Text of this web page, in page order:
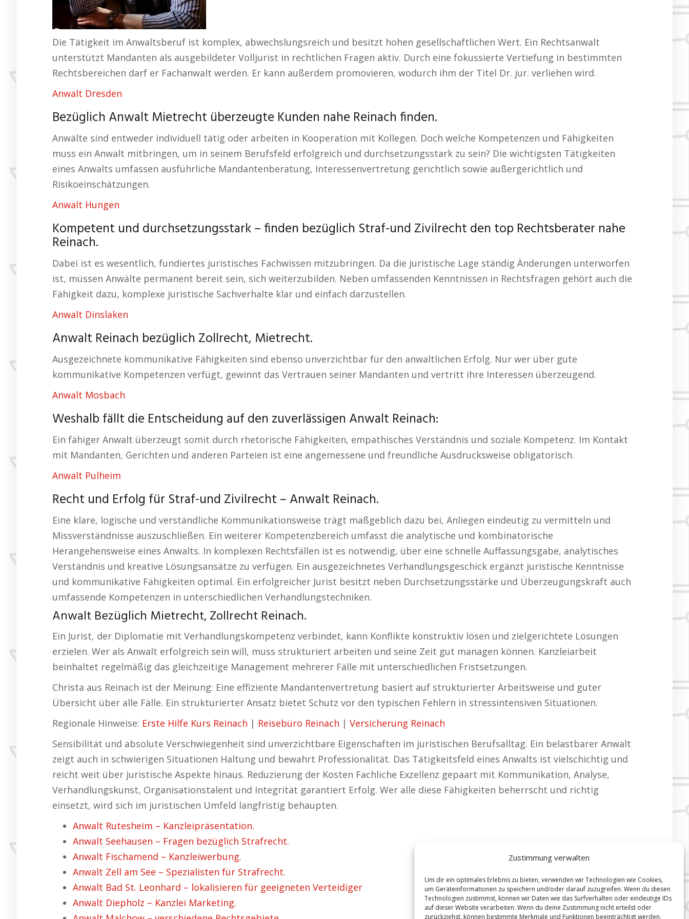
Zustimmung verwalten
Um dir ein optimales Erlebnis zu bieten, verwenden wir Technologien wie Cookies,
um Geräteinformationen zu speichern und/oder darauf zuzugreifen. Wenn du diesen
Technologien zustimmst, können wir Daten wie das Surfverhalten oder eindeutige IDs
auf dieser Website verarbeiten. Wenn du deine Zustimmung nicht erteilst oder
zurückziehst, können bestimmte Merkmale und Funktionen beeinträchtigt werden.
Die Tätigkeit im Anwaltsberuf ist komplex, abwechslungsreich und besitzt hohen gesellschaftlichen Wert. Ein Rechtsanwalt
unterstützt Mandanten als ausgebildeter Volljurist in rechtlichen Fragen aktiv. Durch eine fokussierte Vertiefung in bestimmten
Rechtsbereichen darf er Fachanwalt werden. Er kann außerdem promovieren, wodurch ihm der Titel Dr. jur. verliehen wird.
Anwalt Dresden
Bezüglich Anwalt Mietrecht überzeugte Kunden nahe Reinach finden.
Anwälte sind entweder individuell tätig oder arbeiten in Kooperation mit Kollegen. Doch welche Kompetenzen und Fähigkeiten
muss ein Anwalt mitbringen, um in seinem Berufsfeld erfolgreich und durchsetzungsstark zu sein? Die wichtigsten Tätigkeiten
eines Anwalts umfassen ausführliche Mandantenberatung, Interessenvertretung gerichtlich sowie außergerichtlich und
Risikoeinschätzungen.
Anwalt Hungen
Kompetent und durchsetzungsstark – finden bezüglich Straf-und Zivilrecht den top Rechtsberater nahe
Reinach.
Dabei ist es wesentlich, fundiertes juristisches Fachwissen mitzubringen. Da die juristische Lage ständig Änderungen unterworfen
ist, müssen Anwälte permanent bereit sein, sich weiterzubilden. Neben umfassenden Kenntnissen in Rechtsfragen gehört auch die
Fähigkeit dazu, komplexe juristische Sachverhalte klar und einfach darzustellen.
Anwalt Dinslaken
Anwalt Reinach bezüglich Zollrecht, Mietrecht.
Ausgezeichnete kommunikative Fähigkeiten sind ebenso unverzichtbar für den anwaltlichen Erfolg. Nur wer über gute
kommunikative Kompetenzen verfügt, gewinnt das Vertrauen seiner Mandanten und vertritt ihre Interessen überzeugend.
Anwalt Mosbach
Weshalb fällt die Entscheidung auf den zuverlässigen Anwalt Reinach:
Ein fähiger Anwalt überzeugt somit durch rhetorische Fähigkeiten, empathisches Verständnis und soziale Kompetenz. Im Kontakt
mit Mandanten, Gerichten und anderen Parteien ist eine angemessene und freundliche Ausdrucksweise obligatorisch.
Anwalt Pulheim
Recht und Erfolg für Straf-und Zivilrecht – Anwalt Reinach.
Eine klare, logische und verständliche Kommunikationsweise trägt maßgeblich dazu bei, Anliegen eindeutig zu vermitteln und
Missverständnisse auszuschließen. Ein weiterer Kompetenzbereich umfasst die analytische und kombinatorische
Herangehensweise eines Anwalts. In komplexen Rechtsfällen ist es notwendig, über eine schnelle Auffassungsgabe, analytisches
Verständnis und kreative Lösungsansätze zu verfügen. Ein ausgezeichnetes Verhandlungsgeschick ergänzt juristische Kenntnisse
und kommunikative Fähigkeiten optimal. Ein erfolgreicher Jurist besitzt neben Durchsetzungsstärke und Überzeugungskraft auch
umfassende Kompetenzen in unterschiedlichen Verhandlungstechniken.
Anwalt Bezüglich Mietrecht, Zollrecht Reinach.
Ein Jurist, der Diplomatie mit Verhandlungskompetenz verbindet, kann Konflikte konstruktiv lösen und zielgerichtete Lösungen
erzielen. Wer als Anwalt erfolgreich sein will, muss strukturiert arbeiten und seine Zeit gut managen können. Kanzleiarbeit
beinhaltet regelmäßig das gleichzeitige Management mehrerer Fälle mit unterschiedlichen Fristsetzungen.
Christa aus Reinach ist der Meinung: Eine effiziente Mandantenvertretung basiert auf strukturierter Arbeitsweise und guter
Übersicht über alle Fälle. Ein strukturierter Ansatz bietet Schutz vor den typischen Fehlern in stressintensiven Situationen.
Regionale Hinweise: Erste Hilfe Kurs Reinach | Reisebüro Reinach | Versicherung Reinach
Sensibilität und absolute Verschwiegenheit sind unverzichtbare Eigenschaften im juristischen Berufsalltag. Ein belastbarer Anwalt
zeigt auch in schwierigen Situationen Haltung und bewahrt Professionalität. Das Tätigkeitsfeld eines Anwalts ist vielschichtig und
reicht weit über juristische Aspekte hinaus. Reduzierung der Kosten Fachliche Exzellenz gepaart mit Kommunikation, Analyse,
Verhandlungskunst, Organisationstalent und Integrität garantiert Erfolg. Wer alle diese Fähigkeiten beherrscht und richtig
einsetzt, wird sich im juristischen Umfeld langfristig behaupten.
Anwalt Rutesheim – Kanzleipräsentation.
Anwalt Seehausen – Fragen bezüglich Strafrecht.
Anwalt Fischamend – Kanzleiwerbung.
Anwalt Zell am See – Spezialisten für Strafrecht.
Anwalt Bad St. Leonhard – lokalisieren für geeigneten Verteidiger
Anwalt Diepholz – Kanzlei Marketing.